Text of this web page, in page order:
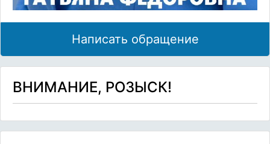
Написать обращение
ВНИМАНИЕ, РОЗЫСК!